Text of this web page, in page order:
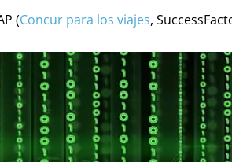
(Concur para los viajes,